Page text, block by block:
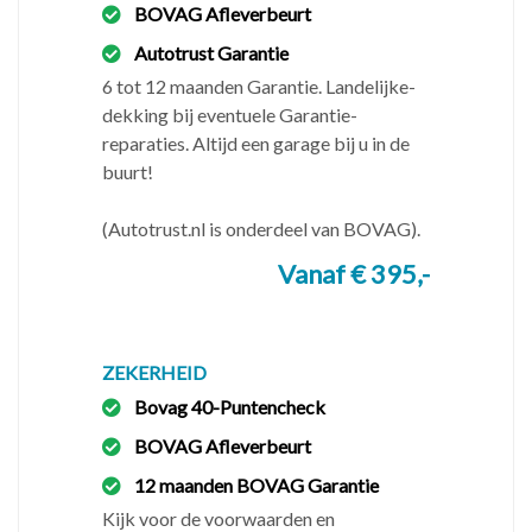
Wat kunt u van ons verwachten
✅ Een APK technisch gecontroleerde auto
✅ Noodzakelijk uitgevoerd onderhoud
✅ Geen adviespunten of verborgen gebreken
-------------------------------------------------------------
dagen per week telefonisch of via WhatsApp
bereikbaar.
✔️ Ma t/m Vr 9.00-18.00
✔️ Zaterdag 10.00-17.00
❌ Zondags gesloten
BOVAG Afleverbeurt
Autotrust Garantie
6 tot 12 maanden Garantie. Landelijke-
dekking bij eventuele Garantie-
reparaties. Altijd een garage bij u in de
buurt!
(Autotrust.nl is onderdeel van BOVAG).
Vanaf € 395,-
ZEKERHEID
Bovag 40-Puntencheck
BOVAG Afleverbeurt
12 maanden BOVAG Garantie
Kijk voor de voorwaarden en